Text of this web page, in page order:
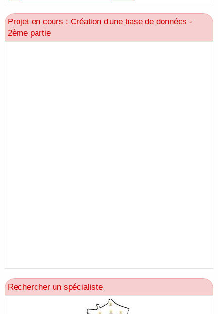
Projet en cours : Création d'une base de données -
2ème partie
Rechercher un spécialiste